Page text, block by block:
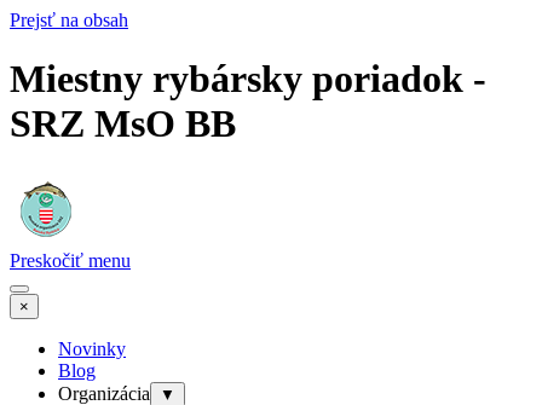
Prejsť na obsah
Miestny rybársky poriadok -
SRZ MsO BB
Preskočiť menu
×
Novinky
Blog
Organizácia
▼